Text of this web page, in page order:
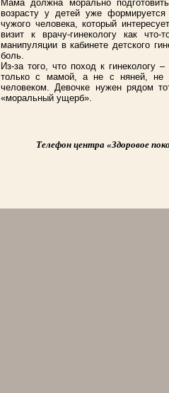
Мама должна морально
возрасту у детей уже
чужого человека, который
визит к врачу-гинекологу как
манипуляции в кабинете детского
боль.
Из-за того, что поход к
только с мамой, а не с няней, не
человеком. Девочке нужен рядом
«моральный ущерб».
Телефон центра «Здоровое